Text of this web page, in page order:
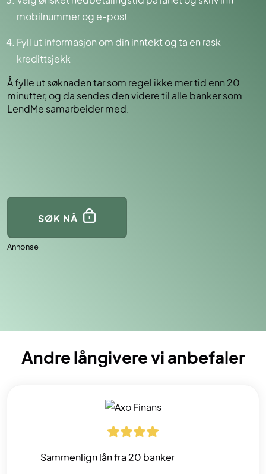
mobilnummer og e-post
Fyll ut informasjon om din inntekt og ta en rask
kredittsjekk
Å fylle ut søknaden tar som regel ikke mer tid enn 20
minutter, og da sendes den videre til alle banker som
LendMe samarbeider med.
SØK NÅ
Annonse
Andre långivere vi anbefaler
Sammenlign lån fra 20 banker